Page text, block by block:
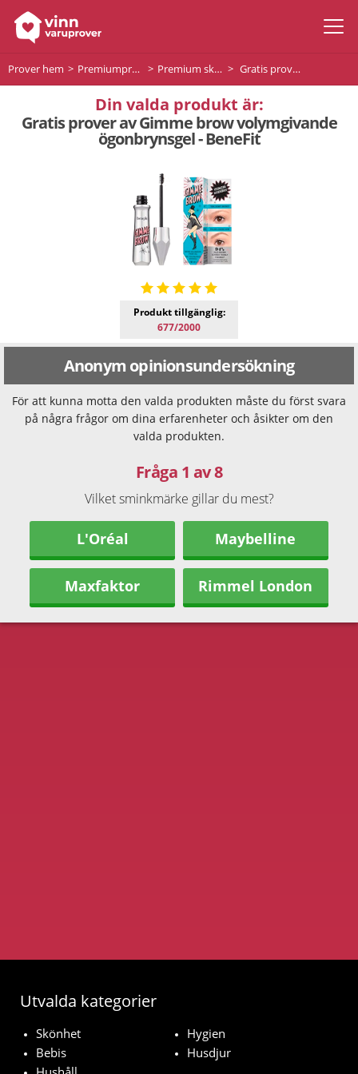
Prover hem Premiumprodukter Premium skönhet Gratis prover av Gimme brow volymgivande ögonbrynsgel - BeneFit
Din valda produkt är:
Gratis prover av Gimme brow volymgivande
ögonbrynsgel - BeneFit
Produkt tillgänglig:
677/2000
Anonym opinionsundersökning
För att kunna motta den valda produkten måste du först svara
på några frågor om dina erfarenheter och åsikter om den
valda produkten.
Fråga 1 av 8
Vilket sminkmärke gillar du mest?
L'Oréal Maybelline
Maxfaktor Rimmel London
Utvalda kategorier
Skönhet
Hygien
Bebis
Husdjur